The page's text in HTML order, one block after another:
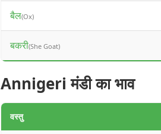
बैल(Ox)
बकरी(She Goat)
Annigeri मंडी का भाव
वस्तु